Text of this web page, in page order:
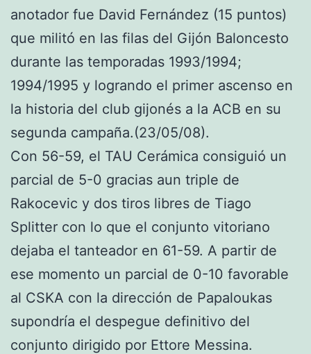
anotador fue David Fernández (15 puntos)
que militó en las filas del Gijón Baloncesto
durante las temporadas 1993/1994;
1994/1995 y logrando el primer ascenso en
la historia del club gijonés a la ACB en su
segunda campaña.(23/05/08).
Con 56-59, el TAU Cerámica consiguió un
parcial de 5-0 gracias aun triple de
Rakocevic y dos tiros libres de Tiago
Splitter con lo que el conjunto vitoriano
dejaba el tanteador en 61-59. A partir de
ese momento un parcial de 0-10 favorable
al CSKA con la dirección de Papaloukas
supondría el despegue definitivo del
conjunto dirigido por Ettore Messina.